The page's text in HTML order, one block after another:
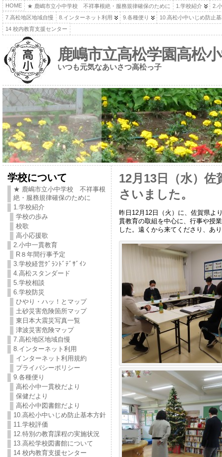
HOME ★ 鹿嶋市立小中学校 不祥事根絶・服務規律確保のために 1.学校紹介
2.
7.高松地区地域自慢
8.インターネット利用 9.各種便り
10.高松小中いじめ防止
14 校内教育支援センター
鹿嶋市立高松学園高松
いつも元気なあいさつ高松っ子
学校について
★ 鹿嶋市立小中学校 不祥事根
絶・服務規律確保のために
1.学校紹介
学校の歩み
校歌
高小応援歌
2.小中一貫教育
R８年間行事予定
3.学校経営ｸﾞﾗﾝﾄﾞﾃﾞｻﾞｲﾝ
4.高松スタンダード
5.学校相談
6.学校防災
ひやり・ハッ！とマップ
土砂災害危険箇所マップ
東日本大震災写真一覧
津波災害危険マップ
7.高松地区地域自慢
8.インターネット利用
インターネット利用規約
プライバシーポリシー
9.各種便り
高松小中一貫校だより
保健だより
高松小中図書館だより
10.高松小中いじめ防止基本方針
11.学校評価
12.特別の教育課程の実施状況
13.高松学校図書館について
14 校内教育支援センター
12月13日（水）
さいました。
昨日12月12日（火）に、佐賀県よ
貫教育の取組を中心に、行事や授
した。遠くから来てくださり、あ